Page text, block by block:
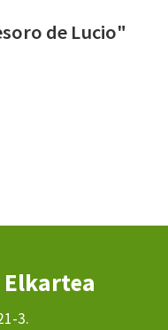
de Lucio"
3.